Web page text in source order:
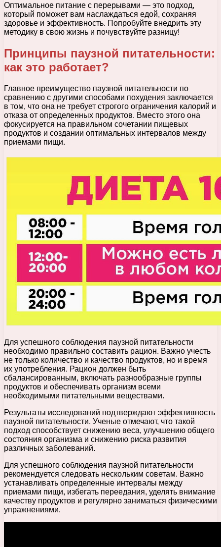
Оптимальное питание с перерывами — это подход,
который поможет вам наслаждаться едой, сохраняя
здоровье и эффективность. Попробуйте внедрить эту
методику в свою жизнь и почувствуйте разницу!
Принципы паузной питательности:
как это работает?
Главное преимущество паузной питательности по
сравнению с другими способами похудения заключается
в том, что она не требует строгого ограничения калорий и
отказа от определенных продуктов. Вместо этого она
фокусируется на правильном сочетании пищевых
продуктов и создании оптимальных интервалов между
приемами пищи.
Для успешного соблюдения паузной питательности
необходимо правильно составить рацион. Важно учесть
не только количество и качество продуктов, но и время
их употребления. Рацион должен быть
сбалансированным, включать разнообразные группы
продуктов и обеспечивать организм всеми
необходимыми питательными веществами.
Результаты исследований подтверждают эффективность
паузной питательности. Ученые отмечают, что такой
подход способствует снижению веса, улучшению общего
состояния организма и снижению риска развития
различных заболеваний.
Для успешного соблюдения паузной питательности
рекомендуется следовать нескольким советам. Важно
устанавливать определенные интервалы между
приемами пищи, избегать переедания, уделять внимание
качеству продуктов и регулярно заниматься физическими
упражнениями.